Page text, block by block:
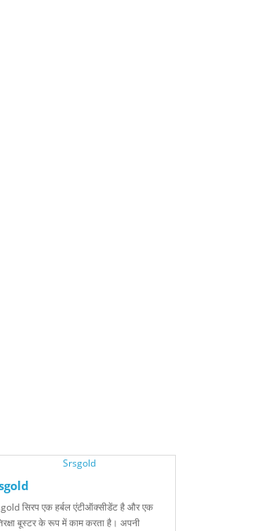
सिरप एक हर्बल एंटीऑक्सीडेंट है और एक
बूस्टर के रूप में काम करता है। अपनी